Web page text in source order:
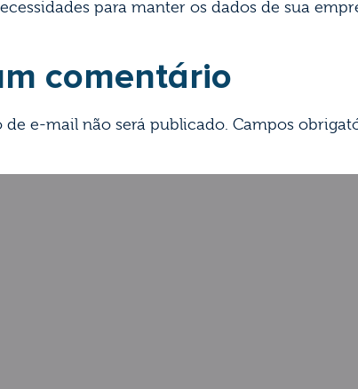
para manter os dados de sua
comentário
de e-mail não será publicado. Campos